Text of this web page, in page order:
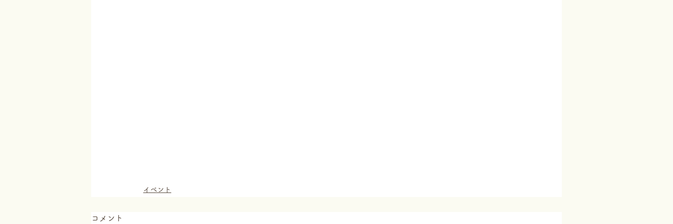
イベント
コメント